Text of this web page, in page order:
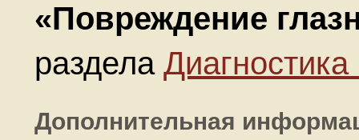
«Повреждение
раздела
Дополнительная